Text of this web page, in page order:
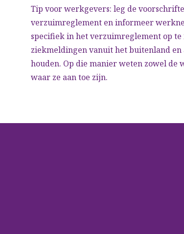
Tip voor werkgevers: leg de
verzuimreglement en informeer
specifiek in het verzuimreglement op
ziekmeldingen vanuit het buitenland
houden. Op die manier weten zowel
waar ze aan toe zijn.